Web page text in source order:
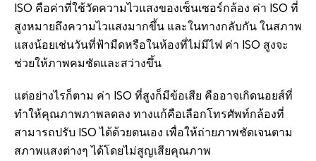
ISO คือค่าที่ใช้วัดความไวแสงของเซ็นเซอร์กล้อง ค่า ISO ที่
สูงหมายถึงความไวแสงมากขึ้น และในทางกลับกัน ในสภาพ
แสงน้อยเช่นวันที่ฟ้ามืดหรือในห้องที่ไม่มีไฟ ค่า ISO สูงจะ
ช่วยให้ภาพคมชัดและสว่างขึ้น
แต่อย่างไรก็ตาม ค่า ISO ที่สูงก็มีข้อเสีย คืออาจเกิดนอยส์ที่
ทำให้คุณภาพภาพลดลง ทางแก้คือเลือกโทรศัพท์กล้องที่
สามารถปรับ ISO ได้ด้วยตนเอง เพื่อให้ถ่ายภาพชัดเจนตาม
สภาพแสงต่างๆ ได้โดยไม่สูญเสียคุณภาพ